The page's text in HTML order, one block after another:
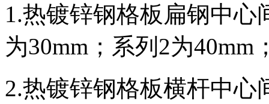
1.热镀锌钢格板扁钢中
为30mm；系列2为40mm
2.热镀锌钢格板横杆中心